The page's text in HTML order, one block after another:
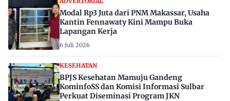
Modal Rp3 Juta dari PNM Makassar, Usaha
Kantin Fennawaty Kini Mampu Buka
Lapangan Kerja
6 Juli 2026
KESEHATAN
BPJS Kesehatan Mamuju Gandeng
KominfoSS dan Komisi Informasi Sulbar
Perkuat Diseminasi Program JKN